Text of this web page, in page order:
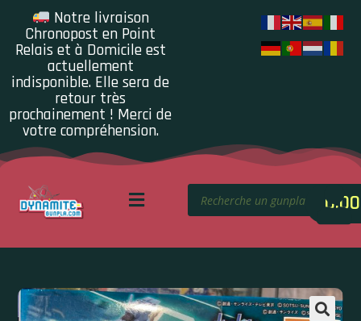
Notre livraison
Chronopost en Point
Relais et à Domicile est
actuellement
indisponible. Elle sera de
retour très
prochainement ! Merci de
votre compréhension.
0.00